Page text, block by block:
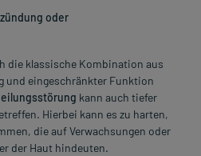
oder
die klassische Kombination aus
und eingeschränkter Funktion
kann auch tiefer
Hierbei kann es zu harten,
die auf Verwachsungen oder
der Haut hindeuten.